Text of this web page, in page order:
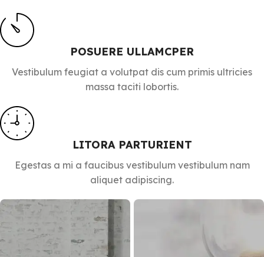
POSUERE ULLAMCPER
Vestibulum feugiat a volutpat dis cum primis ultricies
massa taciti lobortis.
LITORA PARTURIENT
Egestas a mi a faucibus vestibulum vestibulum nam
aliquet adipiscing.